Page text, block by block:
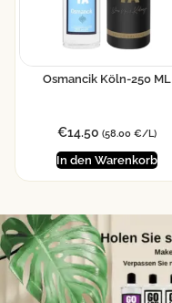
Osmancik Köln-250 ML
€14.50 (58.00 €/L)
In den Warenkorb